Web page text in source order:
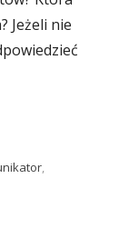
Jeżeli nie
prywatność"
,
i